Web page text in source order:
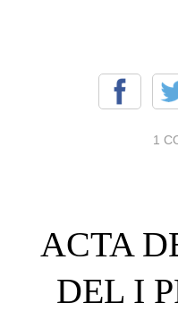
1
ACTA
DEL I